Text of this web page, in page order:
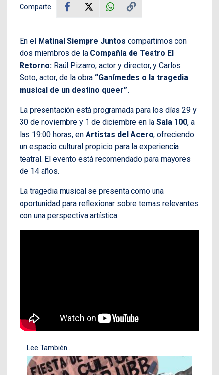
Comparte
En el Matinal Siempre Juntos compartimos con
dos miembros de la Compañía de Teatro El
Retorno: Raúl Pizarro, actor y director, y Carlos
Soto, actor, de la obra “Ganímedes o la tragedia
musical de un destino queer”.
La presentación está programada para los días 29 y
30 de noviembre y 1 de diciembre en la Sala 100, a
las 19:00 horas, en Artistas del Acero, ofreciendo
un espacio cultural propicio para la experiencia
teatral. El evento está recomendado para mayores
de 14 años.
La tragedia musical se presenta como una
oportunidad para reflexionar sobre temas relevantes
con una perspectiva artística.
Lee También...